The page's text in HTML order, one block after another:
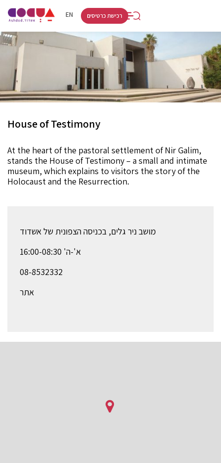
EN
HE
רכישת כרטיסים
House of Testimony
At the heart of the pastoral settlement of Nir Galim,
stands the House of Testimony – a small and intimate
museum, which explains to visitors the story of the
Holocaust and the Resurrection.
מושב ניר גלים, בכניסה הצפונית של אשדוד
א'-ה' 16:00-08:30
08-8532332
אתר